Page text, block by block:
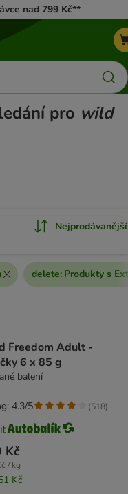
nad 799 Kč**
pro wild
Nejprodávanější
delete: Produkty s
Freedom Adult -
6 x 85 g
balení
Kč
/ kg
Kč
4.3/5 (518)